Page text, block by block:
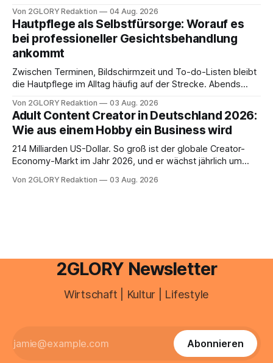
besitzt, loggt sich heute über das Vodafone E-Mail & Cloud
Portal ein. Der klassische Arcor Login über mail.
Von 2GLORY Redaktion 04 Aug. 2026
Hautpflege als Selbstfürsorge: Worauf es
bei professioneller Gesichtsbehandlung
ankommt
Zwischen Terminen, Bildschirmzeit und To-do-Listen bleibt
die Hautpflege im Alltag häufig auf der Strecke. Abends
Drogerie – mehr ist zeitlich oft nicht drin. Dabei reagiert die
Haut empfindlich auf Stress, Schlafmangel und
Umwelteinflüsse: Sie wirkt müde, spannt oder neigt zu
Unreinheiten. Professionelle
Von 2GLORY Redaktion 03 Aug. 2026
Adult Content Creator in Deutschland 2026:
Wie aus einem Hobby ein Business wird
214 Milliarden US-Dollar. So groß ist der globale Creator-
Economy-Markt im Jahr 2026, und er wächst jährlich um
ist längst ein ernstzunehmender Wirtschaftszweig. Weltweit
Von 2GLORY Redaktion 03 Aug. 2026
2GLORY Newsletter
Wirtschaft | Kultur | Lifestyle
Abonnieren